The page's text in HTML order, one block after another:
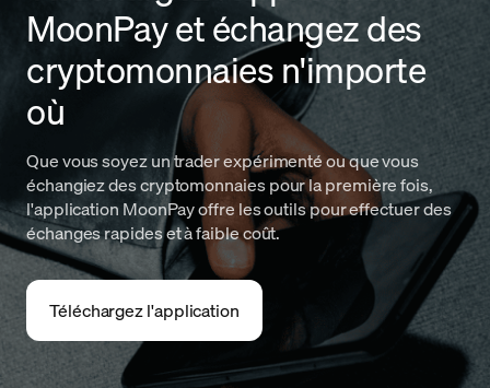
MoonPay et échangez des
cryptomonnaies n'importe
où
Que vous soyez un trader expérimenté ou que vous
échangiez des cryptomonnaies pour la première fois,
l'application MoonPay offre les outils pour effectuer des
échanges rapides et à faible coût.
Téléchargez l'application